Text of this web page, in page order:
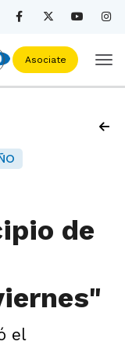
Asociate
de
el